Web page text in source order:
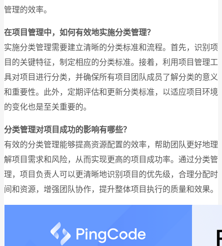
管理的效率。
在项目管理中，如何有效地实施分类管理？
实施分类管理需要建立清晰的分类标准和流程。首先，识别项
目的关键特征，制定相应的分类标准。接着，利用项目管理工
具对项目进行分类，并确保所有项目团队成员了解分类的意义
和重要性。此外，定期评估和更新分类标准，以适应项目环境
的变化也是至关重要的。
分类管理对项目成功的影响有哪些？
有效的分类管理能够提高资源配置的效率，帮助团队更好地理
解项目需求和风险，从而实现更高的项目成功率。通过分类管
理，项目负责人可以更清晰地识别项目的优先级，合理分配时
间和资源，增强团队协作，提升整体项目执行的质量和效果。